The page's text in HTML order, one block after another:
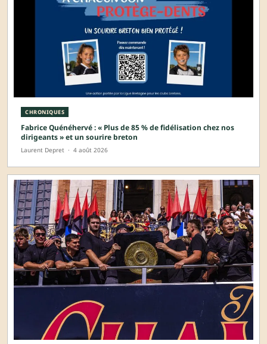
CHRONIQUES
Fabrice Quénéhervé : « Plus de 85 % de fidélisation chez nos
dirigeants » et un sourire breton
Laurent Depret · 4 août 2026